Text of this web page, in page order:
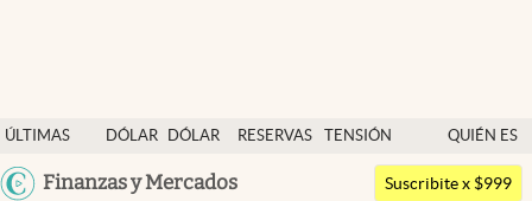
ÚLTIMAS
NOTICIAS
DÓLAR
DÓLAR
RESERVAS
TENSIÓN
GEOPOLÍTICA
QUIÉN ES
QUIÉN
Argentina
Finanzas y Mercados
Dólar
Members Suscribite x $999